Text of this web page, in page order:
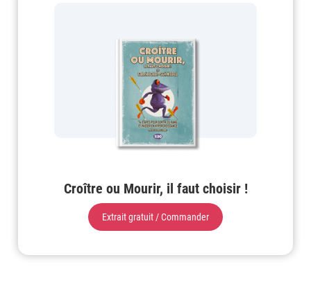
Croître ou Mourir, il faut choisir !
Extrait gratuit / Commander